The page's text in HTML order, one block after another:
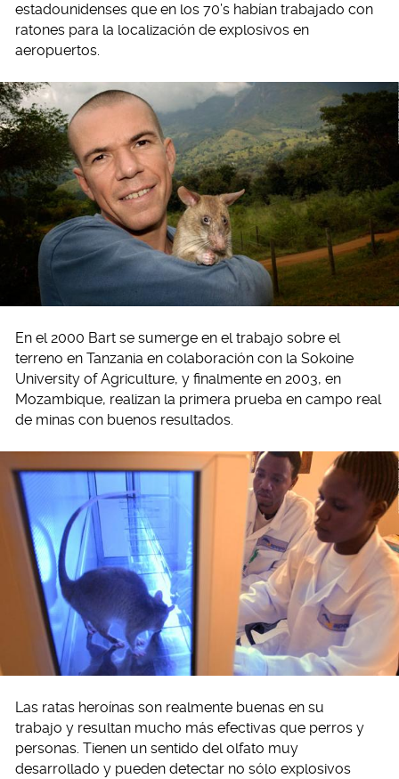
estadounidenses que en los 70’s habían trabajado con
ratones para la localización de explosivos en
aeropuertos.
En el 2000 Bart se sumerge en el trabajo sobre el
terreno en Tanzania en colaboración con la Sokoine
University of Agriculture, y finalmente en 2003, en
Mozambique, realizan la primera prueba en campo real
de minas con buenos resultados.
Las ratas heroínas son realmente buenas en su
trabajo y resultan mucho más efectivas que perros y
personas. Tienen un sentido del olfato muy
desarrollado y pueden detectar no sólo explosivos